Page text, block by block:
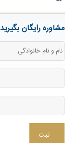
مشاوره رایگان بگیرید